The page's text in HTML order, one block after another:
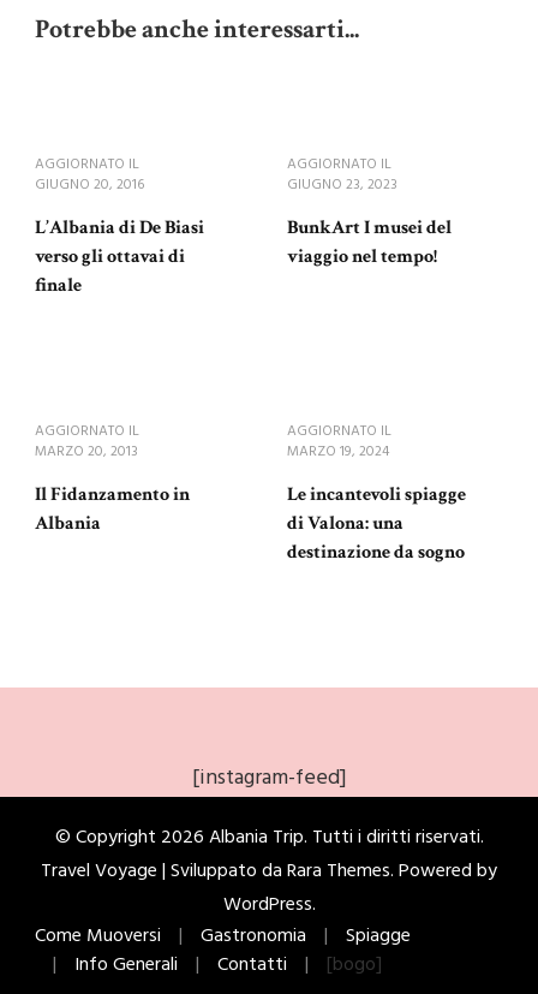
Potrebbe anche interessarti...
AGGIORNATO IL
GIUGNO 20, 2016
L’Albania di De Biasi
verso gli ottavai di
finale
AGGIORNATO IL
GIUGNO 23, 2023
BunkArt I musei del
viaggio nel tempo!
AGGIORNATO IL
MARZO 20, 2013
Il Fidanzamento in
Albania
AGGIORNATO IL
MARZO 19, 2024
Le incantevoli spiagge
di Valona: una
destinazione da sogno
[instagram-feed]
© Copyright 2026Albania Trip. Tutti i diritti riservati.
Travel Voyage | Sviluppato daRara Themes. Powered by
WordPress.
Come Muoversi
Gastronomia
Spiagge
Info Generali
Contatti [bogo]